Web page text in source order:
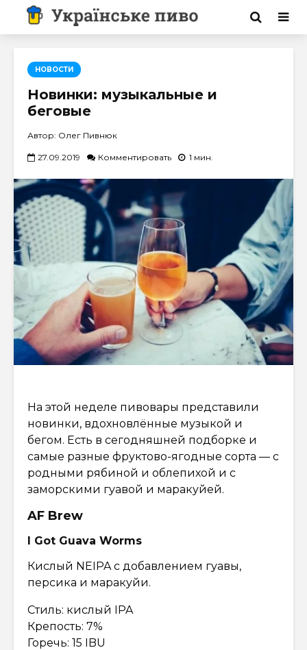
НОВОСТИ
Новинки: музыкальные и
беговые
Автор: Олег Пивнюк
27.09.2019 Комментировать 1 мин.
На этой неделе пивовары представили
новинки, вдохновлённые музыкой и
бегом. Есть в сегодняшней подборке и
самые разные фруктово-ягодные сорта — с
родными рябиной и облепихой и с
заморскими гуавой и маракуйей.
AF Brew
I Got Guava Worms
Кислый NEIPA с добавлением гуавы,
персика и маракуйи.
Стиль: кислый IPA
Крепость: 7%
Горечь: 15 IBU